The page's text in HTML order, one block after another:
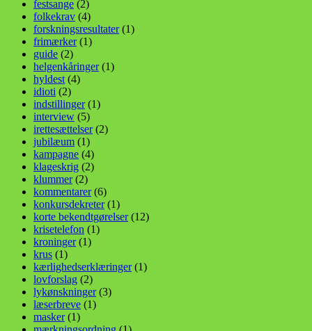
festsange (2)
folkekrav (4)
forskningsresultater(1)
frimærker(1)
guide (2)
helgenkåringer(1)
hyldest (4)
idioti (2)
indstillinger(1)
interview (5)
irettesættelser(2)
jubilæum (1)
kampagne (4)
klageskrig (2)
klummer(2)
kommentarer(6)
konkursdekreter(1)
korte bekendtgørelser(12)
krisetelefon (1)
kroninger(1)
krus (1)
kærlighedserklæringer(1)
lovforslag (2)
lykønskninger(3)
læserbreve (1)
masker(1)